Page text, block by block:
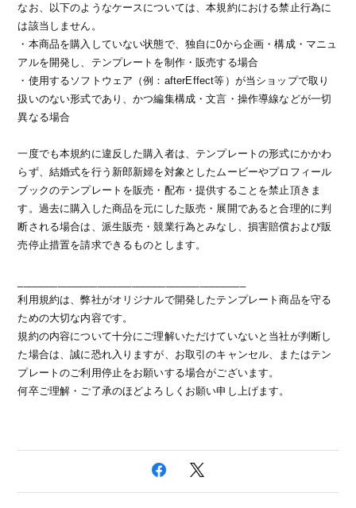
なお、以下のようなケースについては、本規約における禁止行為に
は該当しません。
・本商品を購入していない状態で、独自に0から企画・構成・マニュ
アルを開発し、テンプレートを制作・販売する場合
・使用するソフトウェア（例：afterEffect等）が当ショップで取り
扱いのない形式であり、かつ編集構成・文言・操作導線などが一切
異なる場合
一度でも本規約に違反した購入者は、テンプレートの形式にかかわ
らず、結婚式を行う新郎新婦を対象としたムービーやプロフィール
ブックのテンプレートを販売・配布・提供することを禁止頂きま
す。過去に購入した商品を元にした販売・展開であると合理的に判
断される場合は、派生販売・競業行為とみなし、損害賠償および販
売停止措置を請求できるものとします。
利用規約は、弊社がオリジナルで開発したテンプレート商品を守る
ための大切な内容です。
規約の内容について十分にご理解いただけていないと当社が判断し
た場合は、誠に恐れ入りますが、お取引のキャンセル、またはテン
プレートのご利用停止をお願いする場合がございます。
何卒ご理解・ご了承のほどよろしくお願い申し上げます。